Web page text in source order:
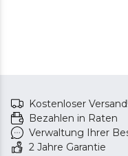
Kostenloser Versand!
Bezahlen in Raten
Verwaltung Ihrer
2 Jahre Garantie